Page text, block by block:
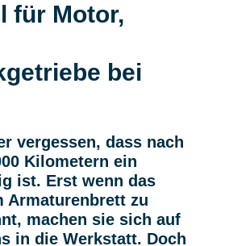
für Motor,
bei
vergessen, dass nach
Kilometern ein
ist. Erst wenn das
Armaturenbrett zu
machen sie sich auf
in die Werkstatt. Doch